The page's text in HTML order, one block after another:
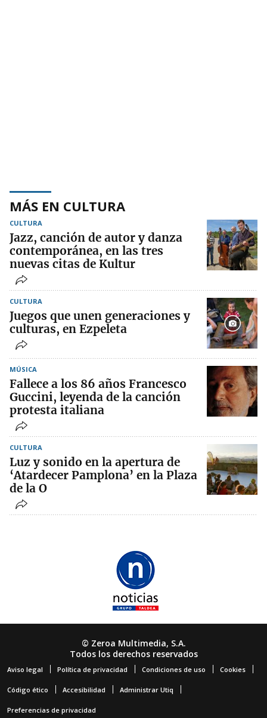
MÁS EN CULTURA
CULTURA
Jazz, canción de autor y danza
contemporánea, en las tres
nuevas citas de Kultur
CULTURA
Juegos que unen generaciones y
culturas, en Ezpeleta
MÚSICA
Fallece a los 86 años Francesco
Guccini, leyenda de la canción
protesta italiana
CULTURA
Luz y sonido en la apertura de
‘Atardecer Pamplona’ en la Plaza
de la O
© Zeroa Multimedia, S.A.
Todos los derechos reservados
Aviso legal Política de privacidad Condiciones de uso Cookies
Código ético Accesibilidad Administrar Utiq
Preferencias de privacidad